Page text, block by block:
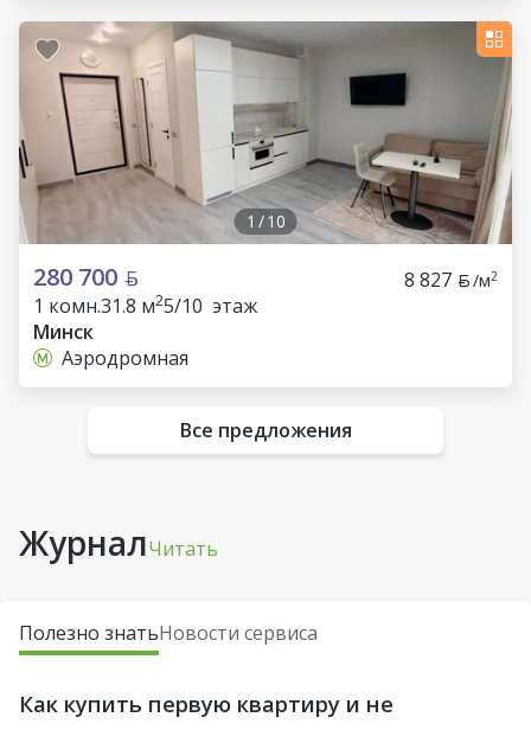
1 /10
280 700 8 827 /м2
1 комн.31.8 м25/10 этаж
Минск
Аэродромная
Все предложения
ЖурналЧитать
Полезно знатьНовости сервиса
Как купить первую квартиру и не